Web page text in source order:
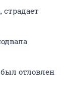
отловлен